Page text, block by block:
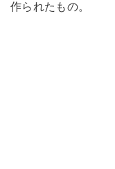
作られたもの。